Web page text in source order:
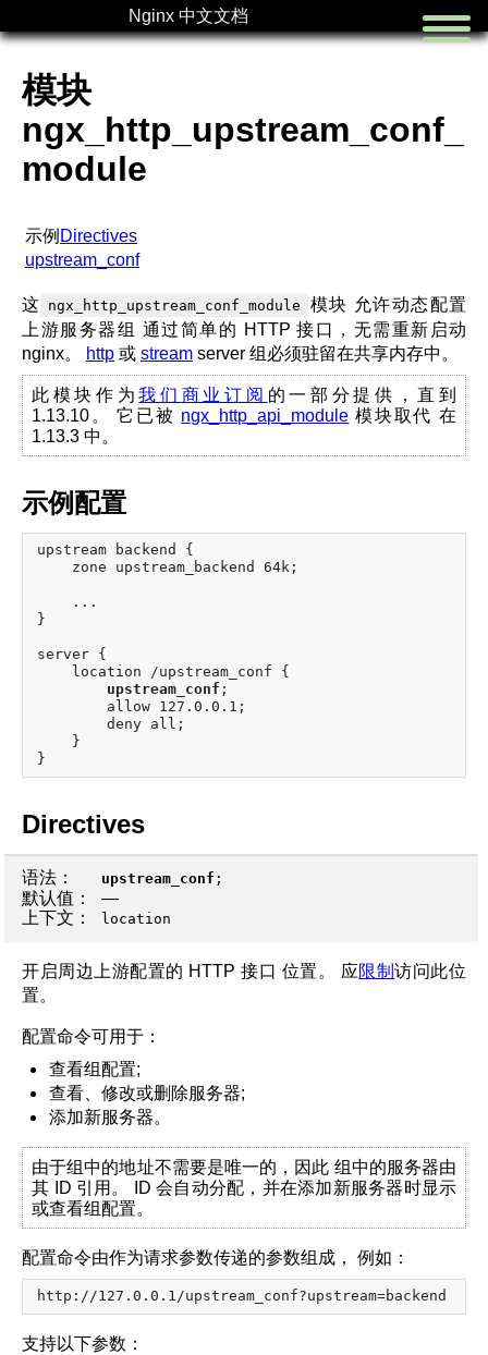
Nginx 中文文档
模块
ngx_http_upstream_conf_
module
示例 Directives
upstream_conf
这 ngx_http_upstream_conf_module
模块 允许动态配置
上游服务器组 通过简单的 HTTP 接口，无需重新启动
nginx。
http 或 stream server 组必须驻留在共享内存中。
此模块作为我们商业订阅 的一部分提供，直到
1.13.10。 它已被 ngx_http_api_module 模块取代 在
1.13.3 中。
示例配置
upstream backend {
    zone upstream_backend 64k;
    ...
}
server {
    location /upstream_conf {
upstream_conf ;
        allow 127.0.0.1;
        deny all;
    }
Directives
语法： upstream_conf ;
默认值：
—
上下文：
location
开启周边上游配置的 HTTP 接口 位置。 应限制访问此位
置。
配置命令可用于：
查看组配置;
查看、修改或删除服务器;
添加新服务器。
由于组中的地址不需要是唯一的，因此 组中的服务器由
其 ID 引用。 ID 会自动分配，并在添加新服务器时显示
或查看组配置。
配置命令由作为请求参数传递的参数组成， 例如：
支持以下参数：